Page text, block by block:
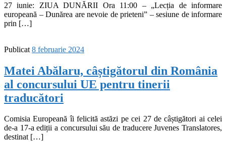
27 iunie: ZIUA DUNĂRII Ora 11:00 – „Lecția de informare
europeană – Dunărea are nevoie de prieteni” – sesiune de informare
prin […]
Publicat 8 februarie 2024
Matei Abălaru, câștigătorul din România
al concursului UE pentru tinerii
traducători
Comisia Europeană îi felicită astăzi pe cei 27 de câștigători ai celei
de-a 17-a ediții a concursului său de traducere Juvenes Translatores,
destinat […]